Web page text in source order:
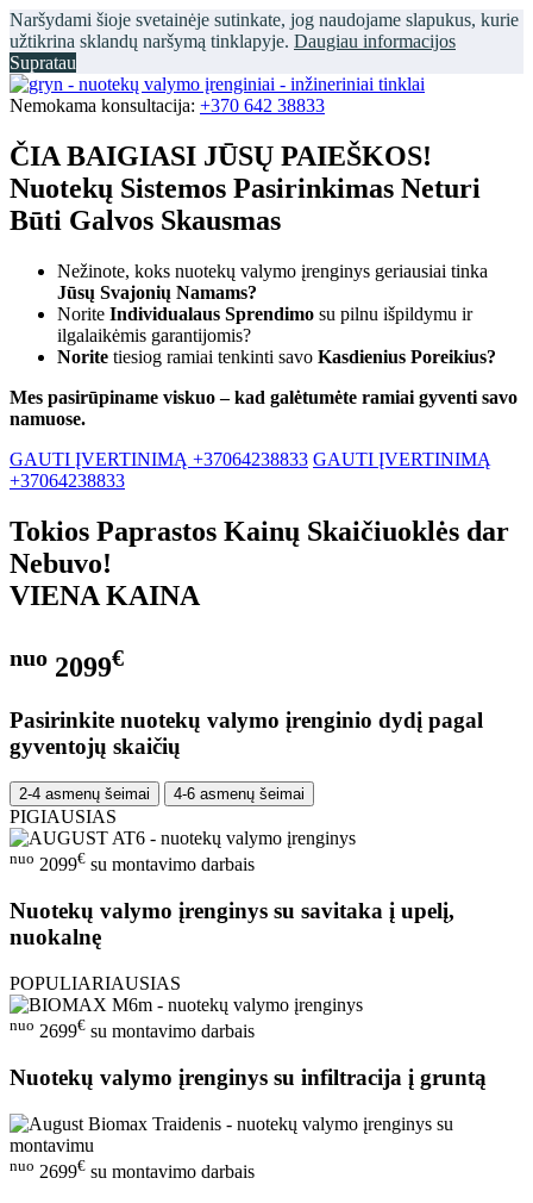
Naršydami šioje svetainėje sutinkate, jog naudojame slapukus, kurie
užtikrina sklandų naršymą tinklapyje. Daugiau informacijos
Supratau
Nemokama konsultacija: +370 642 38833
ČIA BAIGIASI JŪSŲ PAIEŠKOS!
Nuotekų Sistemos Pasirinkimas Neturi
Būti Galvos Skausmas
Nežinote, koks nuotekų valymo įrenginys geriausiai tinka
Jūsų Svajonių Namams?
Norite Individualaus Sprendimo su pilnu išpildymu ir
ilgalaikėmis garantijomis?
Norite tiesiog ramiai tenkinti savo Kasdienius Poreikius?
Mes pasirūpiname viskuo – kad galėtumėte ramiai gyventi savo
namuose.
GAUTI ĮVERTINIMĄ +37064238833 GAUTI ĮVERTINIMĄ
+37064238833
Tokios Paprastos Kainų Skaičiuoklės dar
Nebuvo!
VIENA KAINA
nuo 2099€
Pasirinkite nuotekų valymo įrenginio dydį pagal
gyventojų skaičių
2-4 asmenų šeimai 4-6 asmenų šeimai
PIGIAUSIAS
nuo 2099€ su montavimo darbais
Nuotekų valymo įrenginys su savitaka į upelį,
nuokalnę
POPULIARIAUSIAS
nuo 2699€ su montavimo darbais
Nuotekų valymo įrenginys su infiltracija į gruntą
nuo 2699€ su montavimo darbais